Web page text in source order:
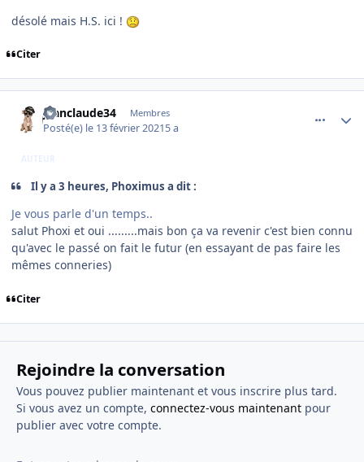
désolé mais H.S. ici !
Citer
jeanclaude34 Membres
Posté(e) le 13 février 20215 a
AUTEUR
Il y a 3 heures, Phoximus a dit :
Je vous parle d'un temps..
salut Phoxi et oui .........mais bon ça va revenir c'est bien connu
qu'avec le passé on fait le futur (en essayant de pas faire les
mêmes conneries)
Citer
Rejoindre la conversation
Vous pouvez publier maintenant et vous inscrire plus tard.
Si vous avez un compte, connectez-vous maintenantpour
publier avec votre compte.